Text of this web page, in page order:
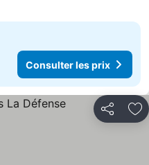
Consulter les prix
Partager